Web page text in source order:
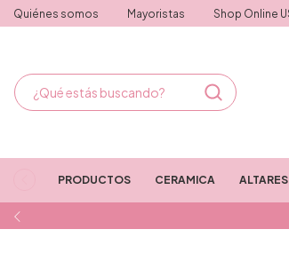
Quiénes somos Mayoristas Shop Online
PRODUCTOS CERAMICA ALTARES